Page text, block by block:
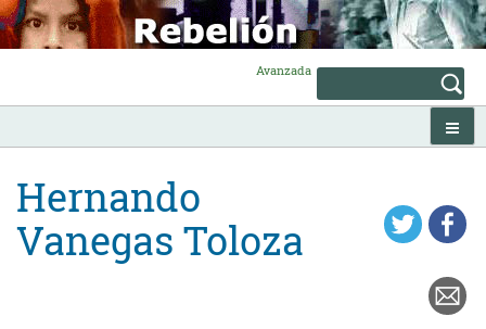
Skip
to
content
Avanzada
Hernando
Vanegas Toloza